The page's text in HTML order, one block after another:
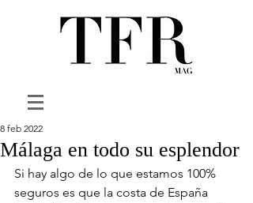
Málaga en todo su esplendor
8 feb 2022
Si hay algo de lo que estamos 100%
seguros es que la costa de España